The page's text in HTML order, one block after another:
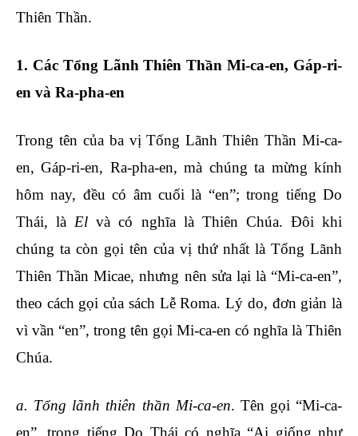
Thiên Thần.
1. Các Tổng Lãnh Thiên Thần Mi-ca-en, Gáp-ri-
en và Ra-pha-en
Trong tên của ba vị Tổng Lãnh Thiên Thần Mi-ca-
en, Gáp-ri-en, Ra-pha-en, mà chúng ta mừng kính
hôm nay, đều có âm cuối là “en”; trong tiếng Do
Thái, làEl và có nghĩa là Thiên Chúa. Đôi khi
chúng ta còn gọi tên của vị thứ nhất là Tổng Lãnh
Thiên Thần Micae, nhưng nên sửa lại là “Mi-ca-en”,
theo cách gọi của sách Lễ Roma. Lý do, đơn giản là
vì vần “en”, trong tên gọi Mi-ca-en có nghĩa là Thiên
Chúa.
a. Tổng lãnh thiên thần Mi-ca-en. Tên gọi “Mi-ca-